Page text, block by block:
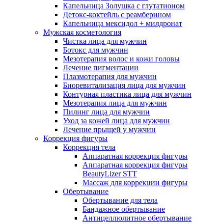
Капельница Золушка с глутатионом
Детокс-коктейль с реамберином
Капельница мексидол + милдронат
Мужская косметология
Чистка лица для мужчин
Ботокс для мужчин
Мезотерапия волос и кожи головы
Лечение пигментации
Плазмотерапия для мужчин
Биоревитализация лица для мужчин
Контурная пластика лица для мужчин
Мезотерапия лица для мужчин
Пилинг лица для мужчин
Уход за кожей лица для мужчин
Лечение прыщей у мужчин
Коррекция фигуры
Коррекция тела
Аппаратная коррекция фигуры
Аппаратная коррекция фигуры
BeautyLizer STT
Массаж для коррекции фигуры
Обертывание
Обертывание для тела
Бандажное обертывание
Антицеллюлитное обертывание